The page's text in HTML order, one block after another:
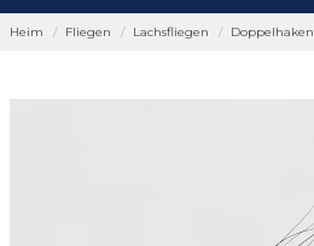
Heim Fliegen Lachsfliegen Doppelhaken